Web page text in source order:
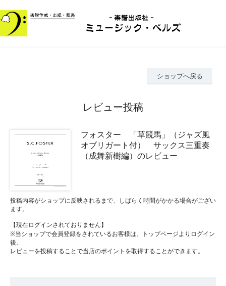
ショップへ戻る
レビュー投稿
フォスター 「草競馬」（ジャズ風
オブリガート付） サックス三重奏
（成舞新樹編）のレビュー
投稿内容がショップに反映されるまで、しばらく時間がかかる場合がござい
ます。
【現在ログインされておりません】
※当ショップで会員登録をされているお客様は、トップページよりログイン
後、
レビューを投稿することで当店のポイントを取得することができます。